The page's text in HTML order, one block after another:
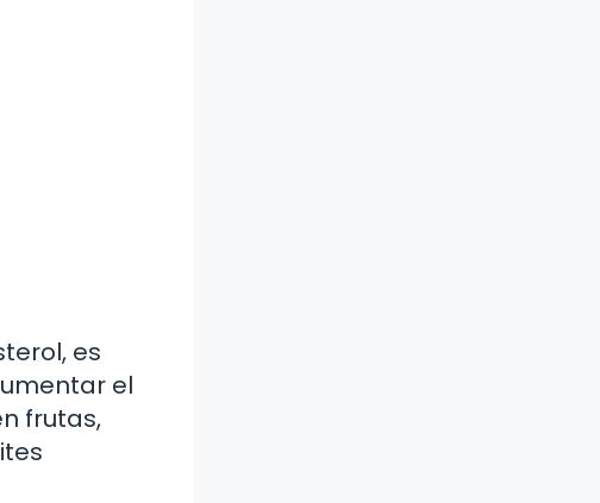
es
el
frutas,